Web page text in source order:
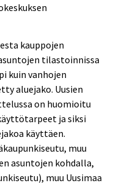
kauppojen
tilastoinnissa
kuin vanhojen
aluejako. Uusien
on huomioitu
ja siksi
käyttäen.
muu
asuntojen kohdalla,
muu Uusimaa